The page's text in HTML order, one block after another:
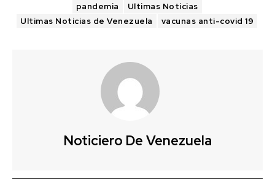
pandemia
Ultimas Noticias
Ultimas Noticias de Venezuela
vacunas anti-covid 19
Noticiero De Venezuela